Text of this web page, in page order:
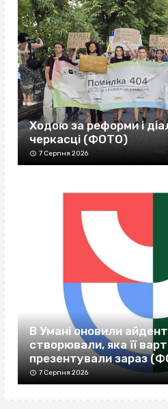
Ходою за реформи і
черкасці (ФОТО)
7 Серпня 2026
В Умані оновили
створювали, яка її
презентували зараз
7 Серпня 2026